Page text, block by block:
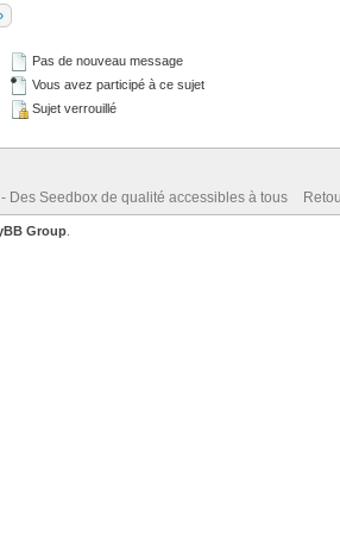
Pas de nouveau message
Vous avez participé à ce sujet
Sujet verrouillé
Des Seedbox de qualité accessibles à tous
Group